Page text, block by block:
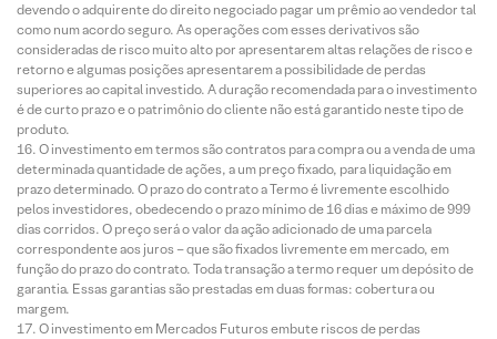
devendo o adquirente do direito negociado pagar um prêmio ao vendedor tal
como num acordo seguro. As operações com esses derivativos são
consideradas de risco muito alto por apresentarem altas relações de risco e
retorno e algumas posições apresentarem a possibilidade de perdas
superiores ao capital investido. A duração recomendada para o investimento
é de curto prazo e o patrimônio do cliente não está garantido neste tipo de
produto.
O investimento em termos são contratos para compra ou a venda de uma
determinada quantidade de ações, a um preço fixado, para liquidação em
prazo determinado. O prazo do contrato a Termo é livremente escolhido
pelos investidores, obedecendo o prazo mínimo de 16 dias e máximo de 999
dias corridos. O preço será o valor da ação adicionado de uma parcela
correspondente aos juros – que são fixados livremente em mercado, em
função do prazo do contrato. Toda transação a termo requer um depósito de
garantia. Essas garantias são prestadas em duas formas: cobertura ou
margem.
O investimento em Mercados Futuros embute riscos de perdas